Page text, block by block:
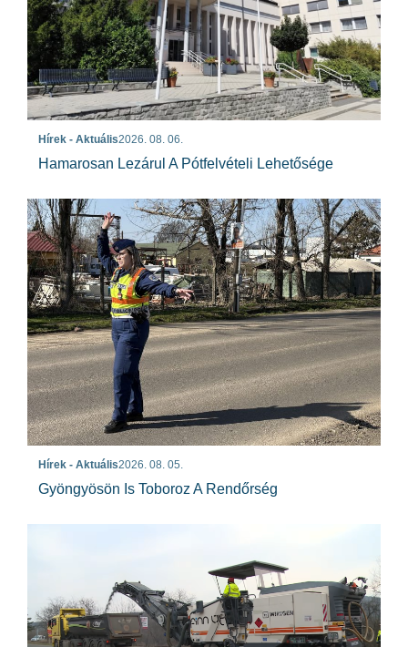
Hírek - Aktuális2026. 08. 06.
Hamarosan Lezárul A Pótfelvételi Lehetősége
Hírek - Aktuális2026. 08. 05.
Gyöngyösön Is Toboroz A Rendőrség